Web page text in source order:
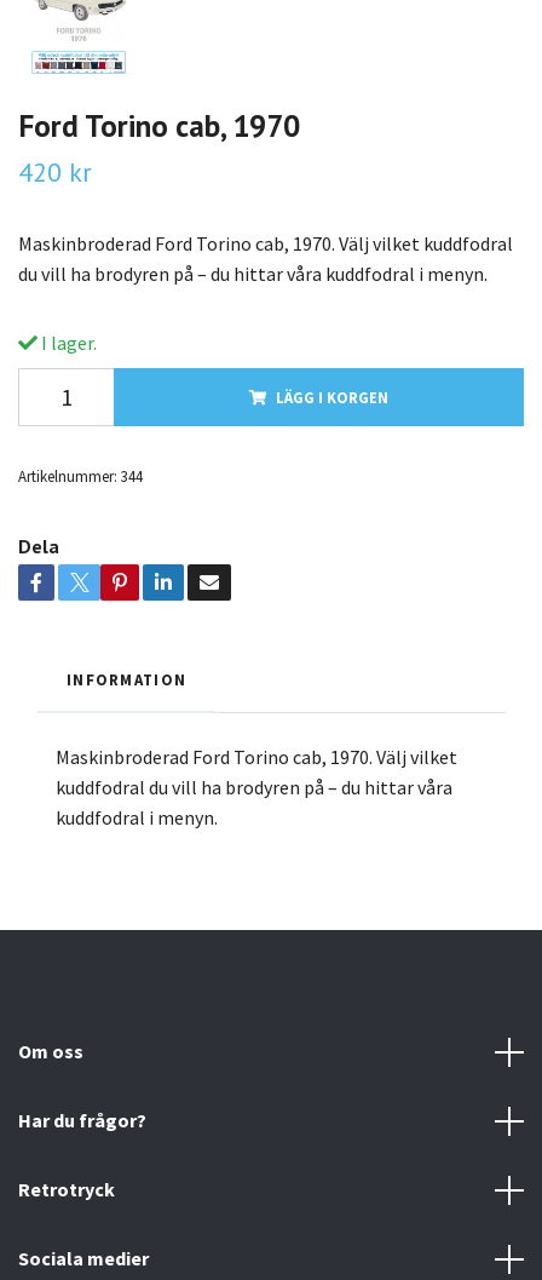
Ford Torino cab, 1970
420 kr
Maskinbroderad Ford Torino cab, 1970. Välj vilket kuddfodral
du vill ha brodyren på – du hittar våra kuddfodral i menyn.
I lager.
LÄGG I KORGEN
Artikelnummer: 344
Dela
INFORMATION
Maskinbroderad Ford Torino cab, 1970. Välj vilket
kuddfodral du vill ha brodyren på – du hittar våra
kuddfodral i menyn.
Om oss
Har du frågor?
Retrotryck
Sociala medier